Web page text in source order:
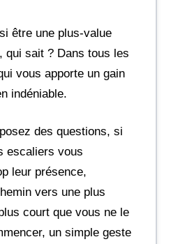
être une plus-value
qui sait ? Dans tous les
vous apporte un gain
indéniable.
des questions, si
escaliers vous
leur présence,
vers une plus
court que vous ne le
un simple geste